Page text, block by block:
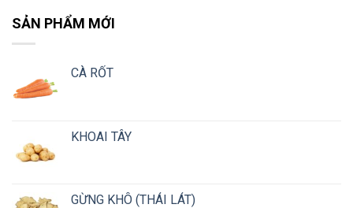
SẢN PHẨM MỚI
CÀ RỐT
KHOAI TÂY
GỪNG KHÔ (THÁI LÁT)